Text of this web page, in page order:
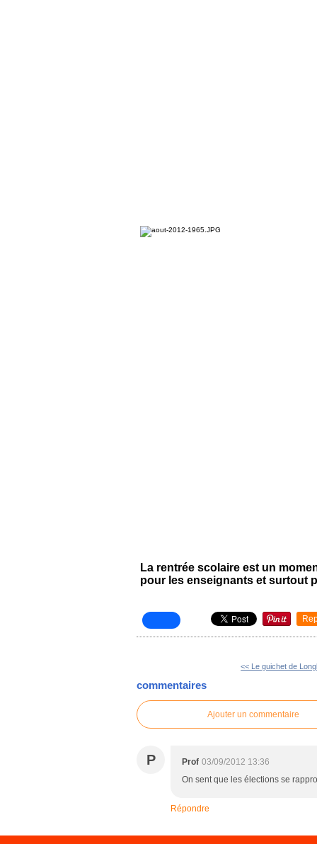
La rentrée scolaire est un
pour les enseignants et surtout
<< Le guichet de
commentaires
Ajouter un commentaire
P Prof 03/09/2012 13:36
On sent que les élections se
Répondre